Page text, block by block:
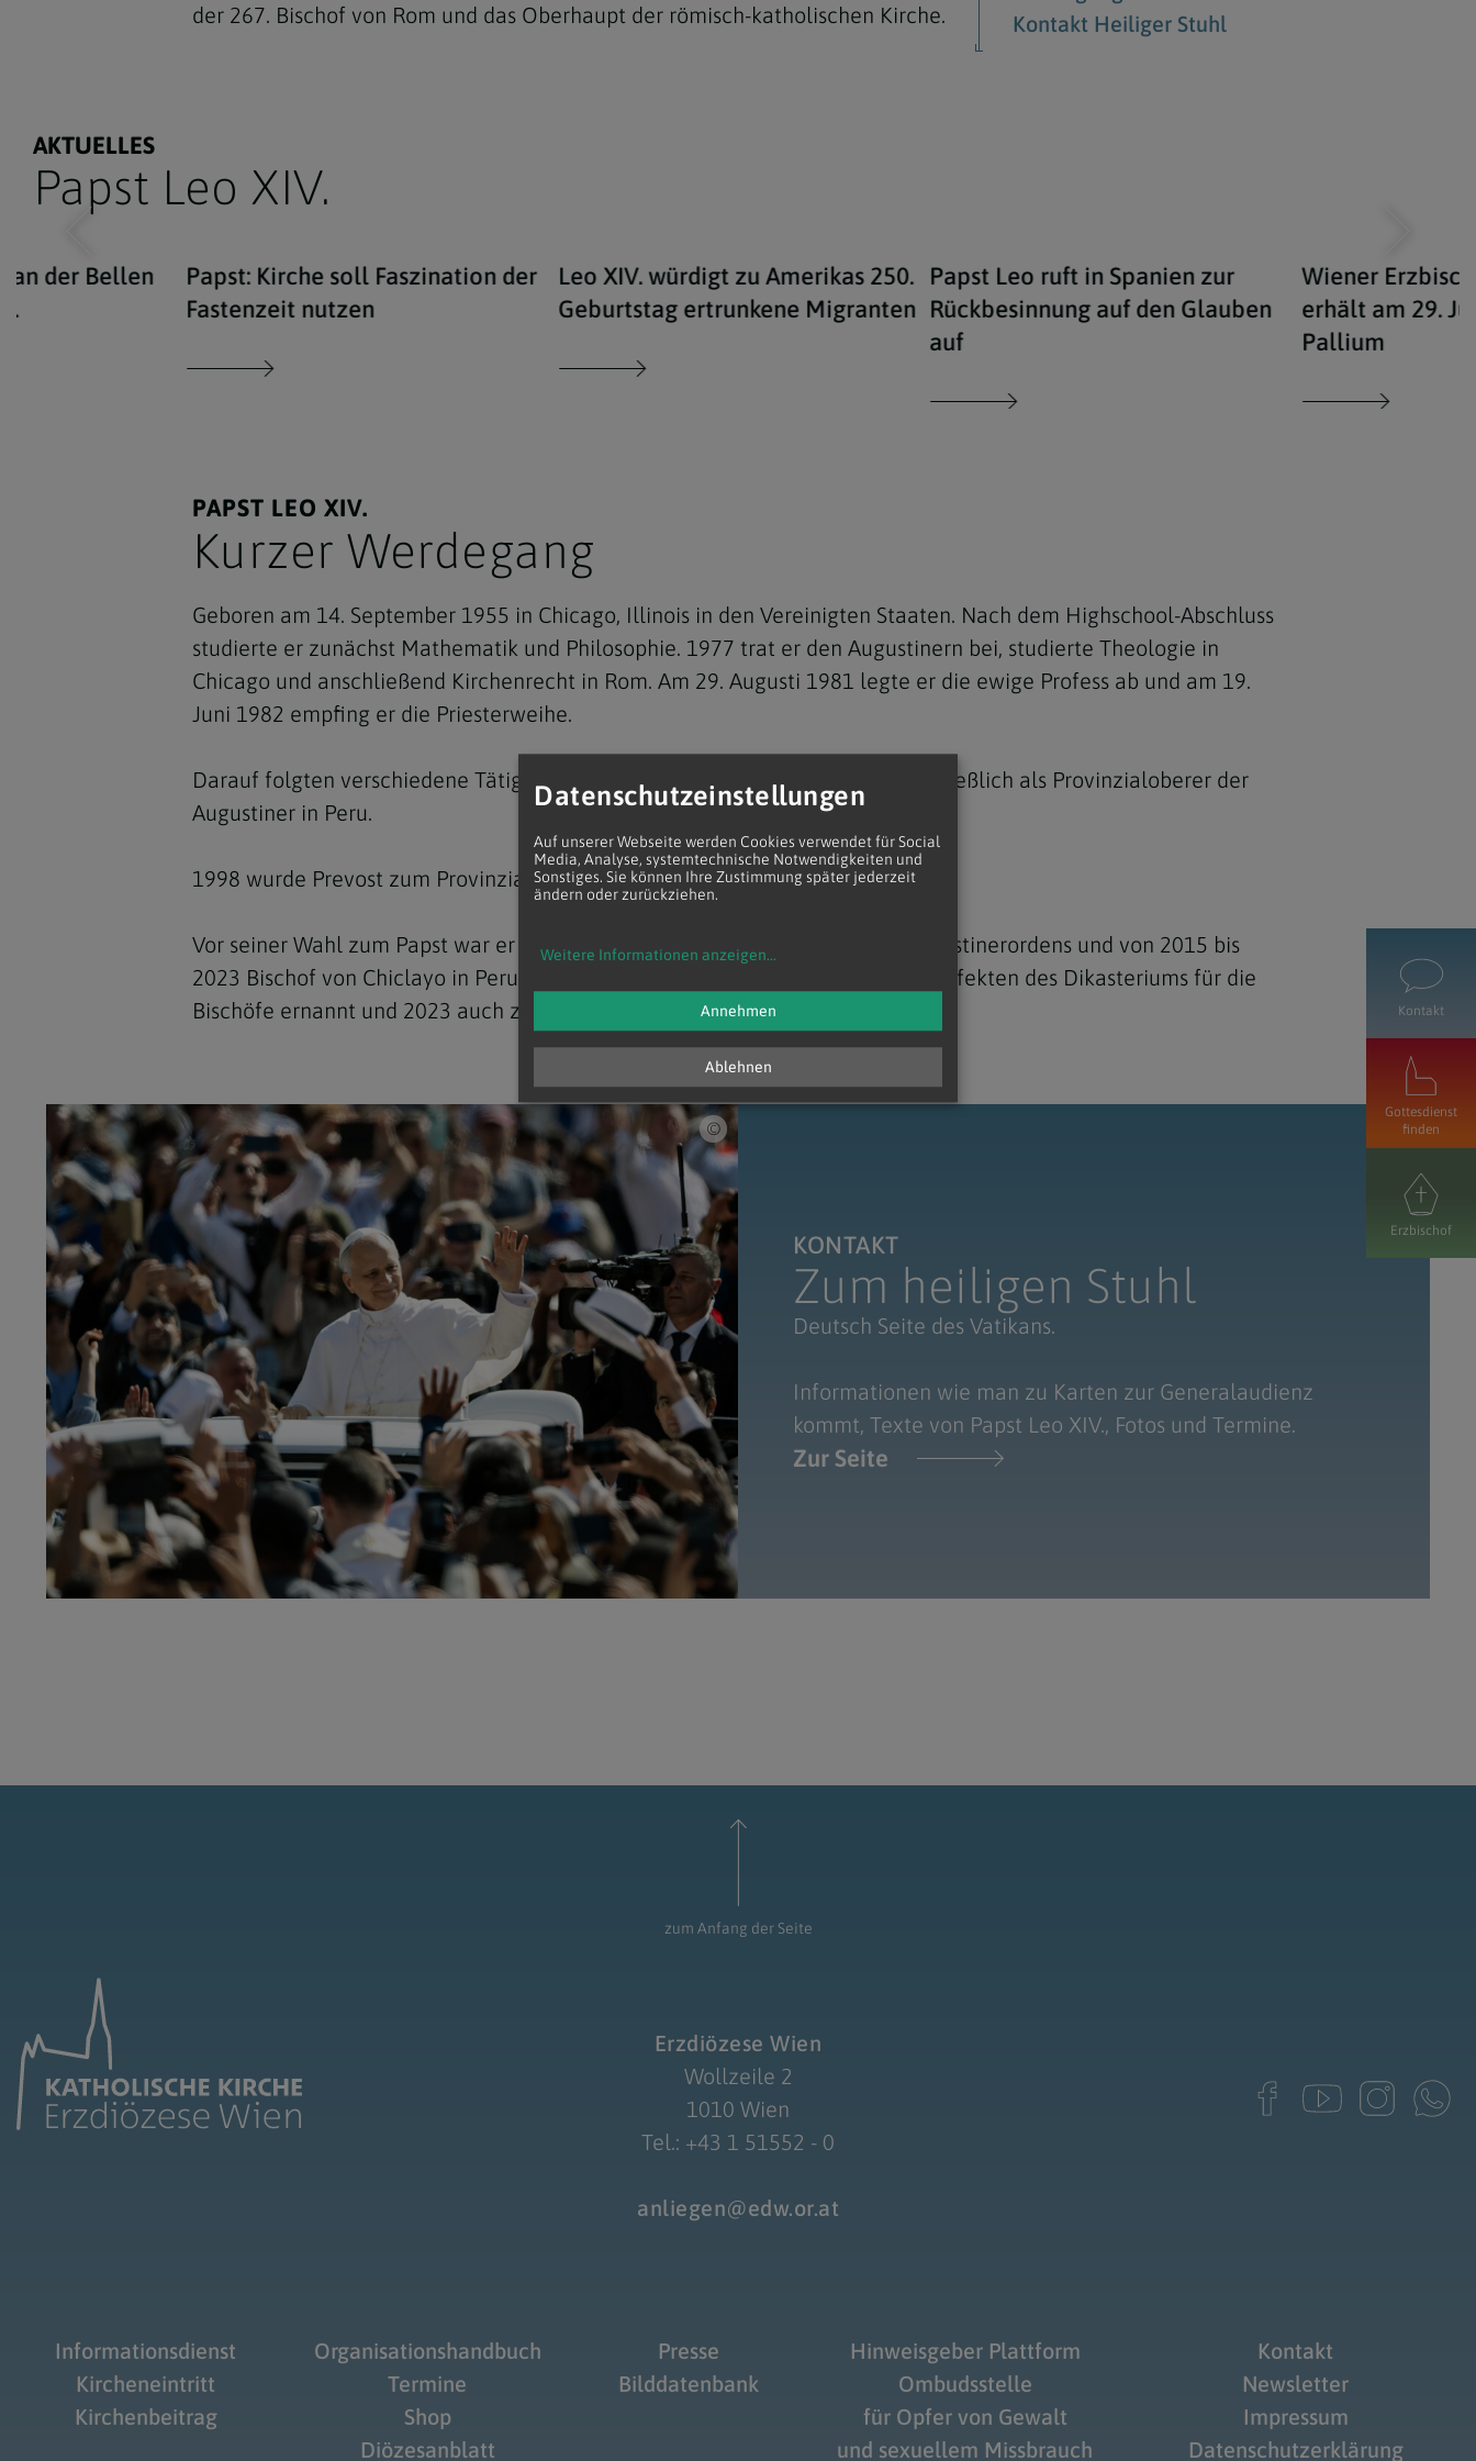
Kontakt
Gottesdienst
finden
Erzbischof
der 267. Bischof von Rom und das Oberhaupt der römisch-katholischen Kirche.
Kontakt Heiliger Stuhl
AKTUELLES
Papst Leo XIV.
der Bellen
Papst: Kirche soll Faszination der
Fastenzeit nutzen
Leo XIV. würdigt zu Amerikas 250.
Geburtstag ertrunkene Migranten
Papst Leo ruft in Spanien zur
Rückbesinnung auf den Glauben
auf
Wiener
erhält am 29.
Pallium
PAPST LEO XIV.
Kurzer Werdegang
Geboren am 14. September 1955 in Chicago, Illinois in den Vereinigten Staaten. Nach dem Highschool-Abschluss
studierte er zunächst Mathematik und Philosophie. 1977 trat er den Augustinern bei, studierte Theologie in
Chicago und anschließend Kirchenrecht in Rom. Am 29. Augusti 1981 legte er die ewige Profess ab und am 19.
Juni 1982 empfing er die Priesterweihe.
Darauf folgten verschiedene Tätigkeit als Missionar, Ausbildungsleiter und schließlich als Provinzialoberer der
Augustiner in Peru.
1998 wurde Prevost zum Provinzialprior der Ordensprovinz in Chicago gewählt.
Vor seiner Wahl zum Papst war er von 2001 bis 2013 der Generalprior des Augustinerordens und von 2015 bis
2023 Bischof von Chiclayo in Peru. 2023 wurde er von Papst Franziskus zum Präfekten des Dikasteriums für die
Bischöfe ernannt und 2023 auch zum Kardinal erhoben.
Mazur/cbcew.org.uk / Papst Leo XIV
KONTAKT
Zum heiligen Stuhl
Deutsch Seite des Vatikans.
Informationen wie man zu Karten zur Generalaudienz
kommt, Texte von Papst Leo XIV., Fotos und Termine.
Zur Seite
zum Anfang der Seite
Erzdiözese Wien
Wollzeile 2
1010 Wien
Tel.: +43 1 51552 - 0
anliegen@edw.or.at
Informationsdienst
Kircheneintritt
Kirchenbeitrag
Organisationshandbuch
Termine
Shop
Diözesanblatt
Presse
Bilddatenbank
Hinweisgeber Plattform
Ombudsstelle
für Opfer von Gewalt
und sexuellem Missbrauch
Kontakt
Newsletter
Impressum
Datenschutzerklärung
Datenschutzeinstellungen
Auf unserer Webseite werden Cookies verwendet für Social
Media, Analyse, systemtechnische Notwendigkeiten und
Sonstiges. Sie können Ihre Zustimmung später jederzeit
ändern oder zurückziehen.
Weitere Informationen anzeigen...
Ablehnen
Annehmen